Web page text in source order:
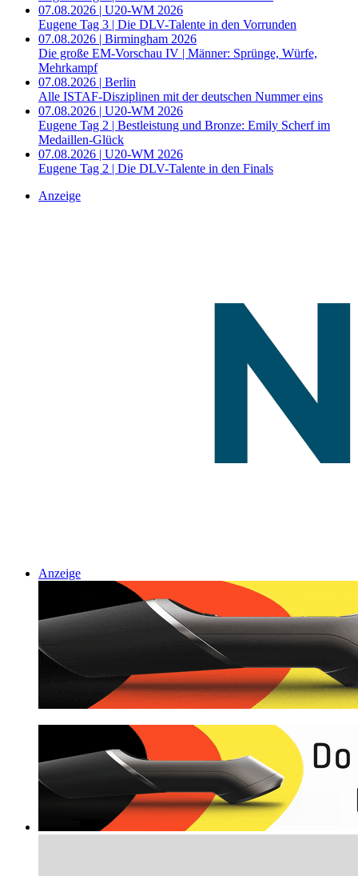
07.08.2026 | U20-WM 2026
Eugene Tag 3 | Die DLV-Talente in den Vorrunden
07.08.2026 | Birmingham 2026
Die große EM-Vorschau IV | Männer: Sprünge, Würfe,
Mehrkampf
07.08.2026 | Berlin
Alle ISTAF-Disziplinen mit der deutschen Nummer eins
07.08.2026 | U20-WM 2026
Eugene Tag 2 | Bestleistung und Bronze: Emily Scherf im
Medaillen-Glück
07.08.2026 | U20-WM 2026
Eugene Tag 2 | Die DLV-Talente in den Finals
Anzeige
Anzeige